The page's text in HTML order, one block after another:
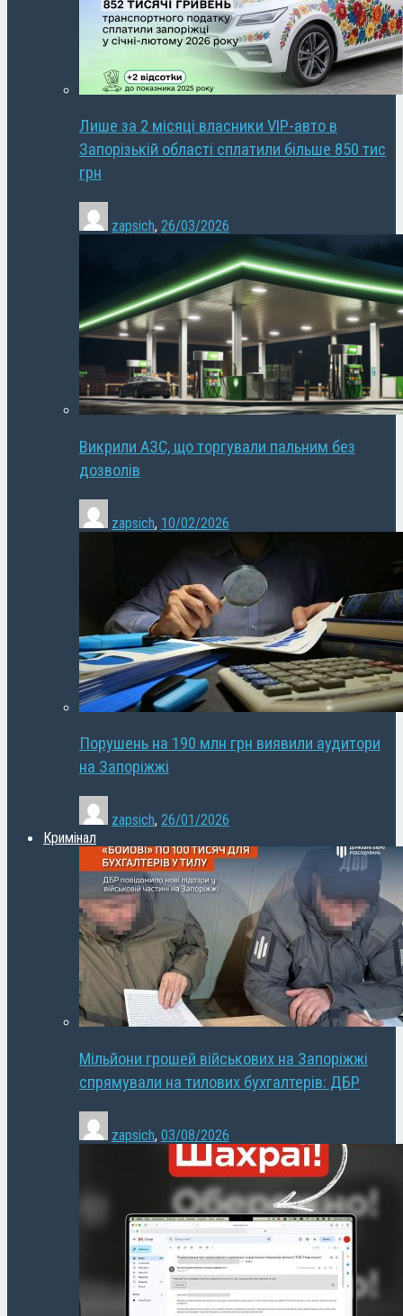
Лише за 2 місяці власники VIP-авто в
Запорізькій області сплатили більше 850 тис
грн
zapsich, 26/03/2026
Викрили АЗС, що торгували пальним без
дозволів
zapsich, 10/02/2026
Порушень на 190 млн грн виявили аудитори
на Запоріжжі
zapsich, 26/01/2026
Кримінал
Мільйони грошей військових на Запоріжжі
спрямували на тилових бухгалтерів: ДБР
zapsich, 03/08/2026